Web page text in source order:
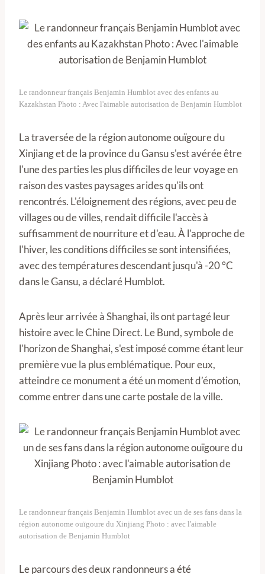
Le randonneur français Benjamin Humblot avec des enfants au
Kazakhstan Photo : Avec l'aimable autorisation de Benjamin Humblot
La traversée de la région autonome ouïgoure du
Xinjiang et de la province du Gansu s'est avérée être
l'une des parties les plus difficiles de leur voyage en
raison des vastes paysages arides qu'ils ont
rencontrés. L'éloignement des régions, avec peu de
villages ou de villes, rendait difficile l'accès à
suffisamment de nourriture et d'eau. À l'approche de
l'hiver, les conditions difficiles se sont intensifiées,
avec des températures descendant jusqu'à -20 °C
dans le Gansu, a déclaré Humblot.
Après leur arrivée à Shanghai, ils ont partagé leur
histoire avec le Chine Direct. Le Bund, symbole de
l'horizon de Shanghai, s'est imposé comme étant leur
première vue la plus emblématique. Pour eux,
atteindre ce monument a été un moment d’émotion,
comme entrer dans une carte postale de la ville.
Le randonneur français Benjamin Humblot avec un de ses fans dans la
région autonome ouïgoure du Xinjiang Photo : avec l'aimable
autorisation de Benjamin Humblot
Le parcours des deux randonneurs a été